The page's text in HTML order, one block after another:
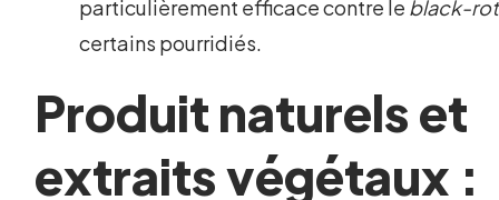
particulièrement efficace contre le black-rot
certains pourridiés.
Produit naturels et
extraits végétaux :